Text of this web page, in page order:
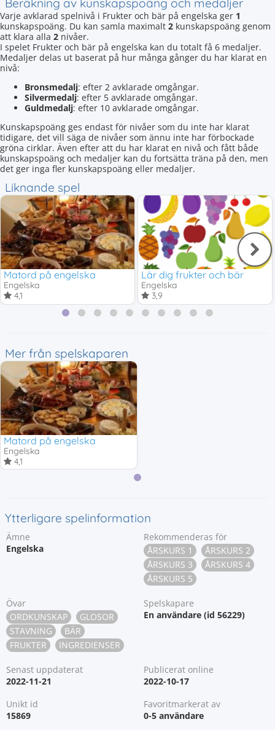
Beräkning av kunskapspoäng och medaljer
Varje avklarad spelnivå i Frukter och bär på engelska ger 1
kunskapspoäng. Du kan samla maximalt 2 kunskapspoäng genom
att klara alla 2 nivåer.
I spelet Frukter och bär på engelska kan du totalt få 6 medaljer.
Medaljer delas ut baserat på hur många gånger du har klarat en
nivå:
Bronsmedalj: efter 2 avklarade omgångar.
Silvermedalj: efter 5 avklarade omgångar.
Guldmedalj: efter 10 avklarade omgångar.
Kunskapspoäng ges endast för nivåer som du inte har klarat
tidigare, det vill säga de nivåer som ännu inte har förbockade
gröna cirklar. Även efter att du har klarat en nivå och fått både
kunskapspoäng och medaljer kan du fortsätta träna på den, men
det ger inga fler kunskapspoäng eller medaljer.
Liknande spel
Matord på engelska
Engelska
4,1
Lär dig frukter och bär
Engelska
3,9
Mer från spelskaparen
Matord på engelska
Engelska
4,1
Ytterligare spelinformation
Ämne
Engelska
Rekommenderas för
ÅRSKURS 1
ÅRSKURS 2
ÅRSKURS 3
ÅRSKURS 4
ÅRSKURS 5
Övar
ORDKUNSKAP
GLOSOR
STAVNING
BÄR
FRUKTER
INGREDIENSER
Spelskapare
En användare (id 56229)
Senast uppdaterat
2022-11-21
Publicerat online
2022-10-17
Unikt id
15869
Favoritmarkerat av
0-5 användare